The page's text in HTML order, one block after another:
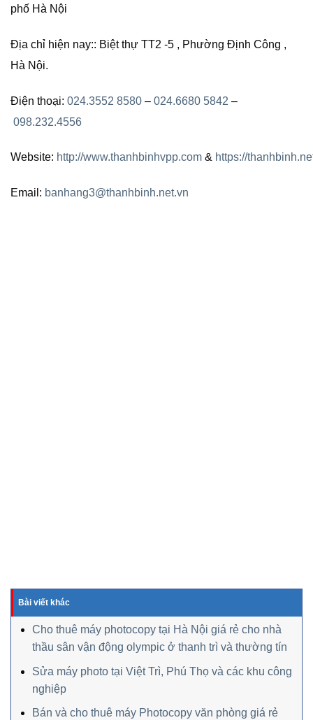
phố Hà Nội
Địa chỉ hiện nay:: Biệt thự TT2 -5 , Phường Định Công ,
Hà Nội.
Điện thoại: 024.3552 8580 – 024.6680 5842 –
098.232.4556
Website: http://www.thanhbinhvpp.com & https://
Email: banhang3@thanhbinh.net.vn
Bài viết khác
Cho thuê máy photocopy tại Hà Nội giá rẻ cho nhà
thầu sân vận động olympic ở thanh trì và thường tín
Sửa máy photo tại Việt Trì, Phú Thọ và các khu công
nghiệp
Bán và cho thuê máy Photocopy văn phòng giá rẻ